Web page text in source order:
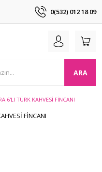
0(532) 012 18 09
ARA
6'LI TÜRK KAHVESİ FİNCANI